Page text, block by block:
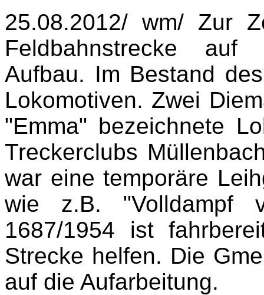
25.08.2012/ wm/ Zur
Feldbahnstrecke auf
Aufbau. Im Bestand
Lokomotiven. Zwei
"Emma" bezeichnete
Treckerclubs
war eine temporäre
wie z.B. "Volldampf
1687/1954 ist
Strecke helfen. Die
auf die Aufarbeitung.